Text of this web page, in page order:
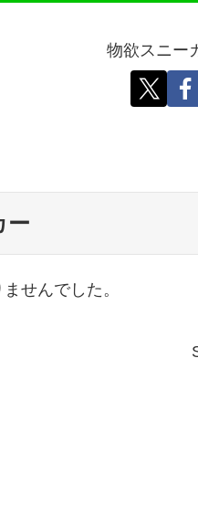
物欲スニー
ー
せんでした。